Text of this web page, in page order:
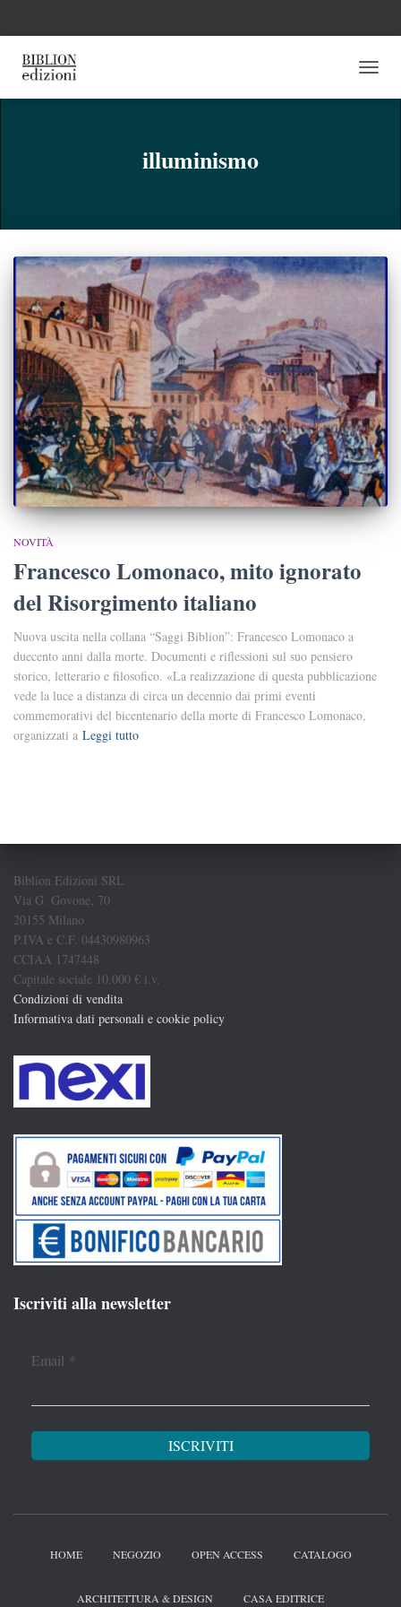
illuminismo
NOVITÀ
Francesco Lomonaco, mito ignorato
del Risorgimento italiano
Nuova uscita nella collana “Saggi Biblion”: Francesco Lomonaco a
duecento anni dalla morte. Documenti e riflessioni sul suo pensiero
storico, letterario e filosofico. «La realizzazione di questa pubblicazione
vede la luce a distanza di circa un decennio dai primi eventi
commemorativi del bicentenario della morte di Francesco Lomonaco,
organizzati a Leggi tutto
Biblion Edizioni SRL
Via G. Govone, 70
20155 Milano
P.IVA e C.F. 04430980963
CCIAA 1747448
Capitale sociale 10.000 € i.v.
Condizioni di vendita
Informativa dati personali e cookie policy
Iscriviti alla newsletter
Email *
HOME NEGOZIO OPEN ACCESS CATALOGO
ARCHITETTURA & DESIGN CASA EDITRICE